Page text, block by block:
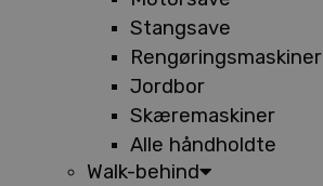
Stangsave
Rengøringsmaskiner
Jordbor
Skæremaskiner
Alle håndholdte
Walk-behind